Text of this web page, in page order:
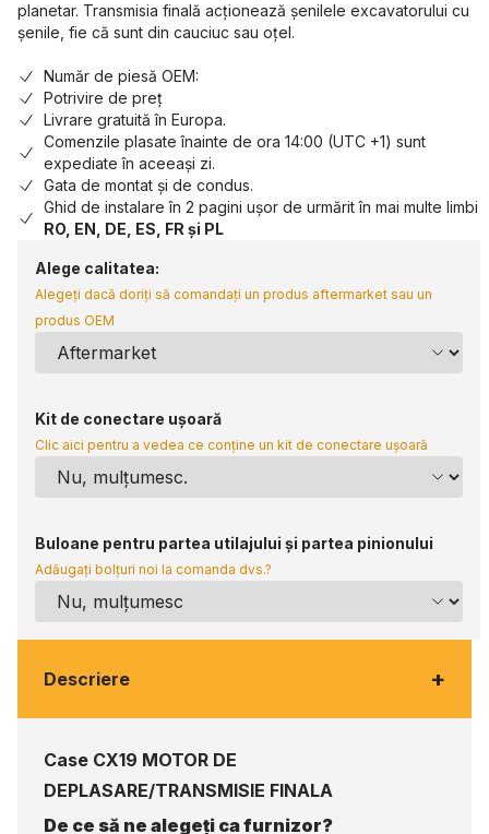
planetar. Transmisia finală acționează șenilele excavatorului cu
șenile, fie că sunt din cauciuc sau oțel.
Număr de piesă OEM:
Potrivire de preț
Livrare gratuită în Europa.
Comenzile plasate înainte de ora 14:00 (UTC +1) sunt
expediate în aceeași zi.
Gata de montat și de condus.
Ghid de instalare în 2 pagini ușor de urmărit în mai multe limbi
RO, EN, DE, ES, FR și PL
Alege calitatea:
Alegeți dacă doriți să comandați un produs aftermarket sau un
produs OEM
Kit de conectare ușoară
Clic aici pentru a vedea ce conține un kit de conectare ușoară
Buloane pentru partea utilajului și partea pinionului
Adăugați bolțuri noi la comanda dvs.?
Descriere +
Case CX19 MOTOR DE
DEPLASARE/TRANSMISIE FINALA
De ce să ne alegeți ca furnizor?